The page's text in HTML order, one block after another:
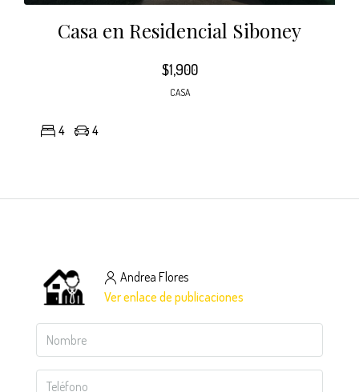
Casa en Residencial Siboney
$1,900
CASA
4 4
Andrea Flores
Ver enlace de publicaciones